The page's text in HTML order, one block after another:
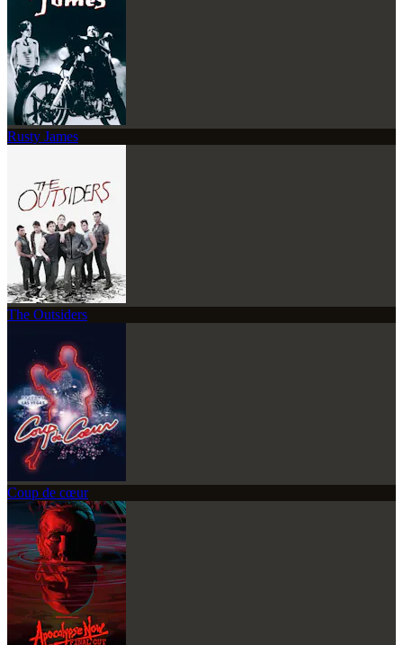
Rusty James
The Outsiders
Coup de cœur